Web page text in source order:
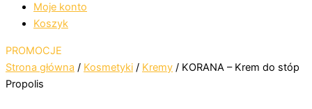
Moje konto
Koszyk
PROMOCJE
Strona główna / Kosmetyki / Kremy / KORANA – Krem do stóp
Propolis